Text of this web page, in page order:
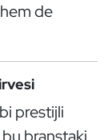
de
prestijli
branştaki